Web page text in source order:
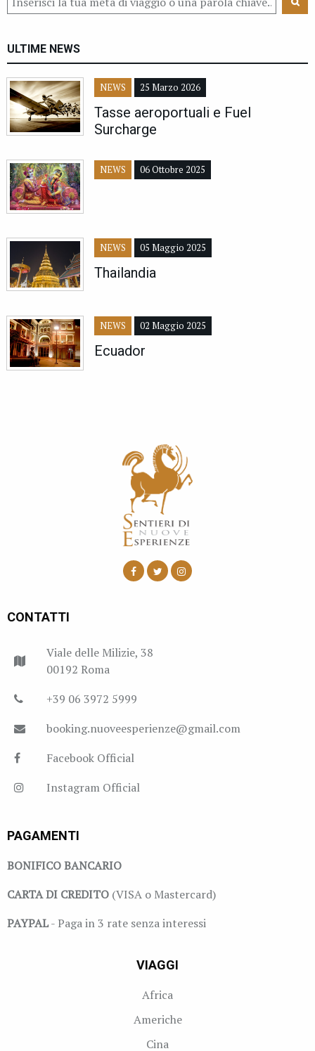
ULTIME NEWS
NEWS 25 Marzo 2026
Tasse aeroportuali e Fuel
Surcharge
NEWS 06 Ottobre 2025
NEWS 05 Maggio 2025
Thailandia
NEWS 02 Maggio 2025
Ecuador
CONTATTI
Viale delle Milizie, 38
00192 Roma
+39 06 3972 5999
booking.nuoveesperienze@gmail.com
Facebook Official
Instagram Official
PAGAMENTI
BONIFICO BANCARIO
CARTA DI CREDITO (VISA o Mastercard)
PAYPAL- Paga in 3 rate senza interessi
VIAGGI
Africa
Americhe
Cina